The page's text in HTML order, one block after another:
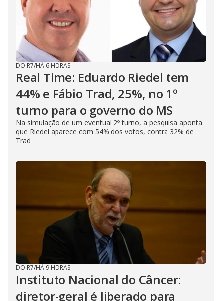
DO R7/HÁ 6 HORAS
Real Time: Eduardo Riedel tem
44% e Fábio Trad, 25%, no 1º
turno para o governo do MS
Na simulação de um eventual 2º turno, a pesquisa aponta
que Riedel aparece com 54% dos votos, contra 32% de
Trad
DO R7/HÁ 9 HORAS
Instituto Nacional do Câncer:
diretor-geral é liberado para